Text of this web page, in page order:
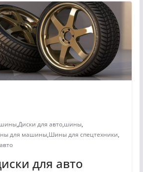
,Диски для авто,шины,
для машины,Шины для спецтехники,
для авто